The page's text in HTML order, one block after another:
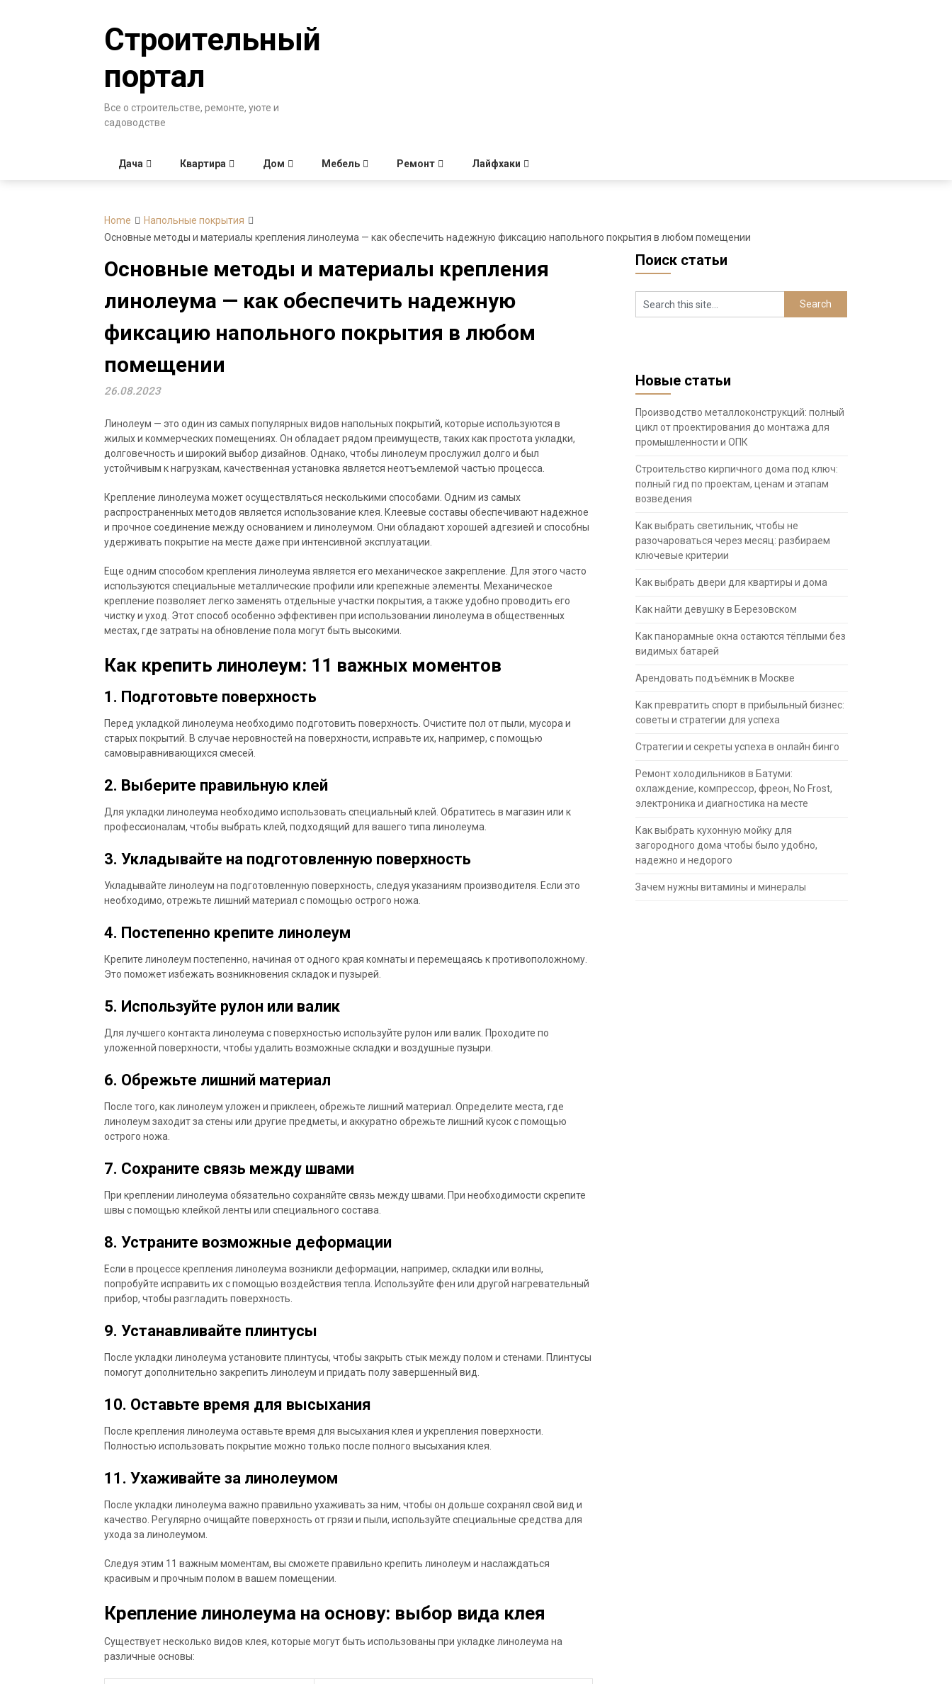
Строительный
портал
Все о строительстве, ремонте, уюте и
садоводстве
Дача Квартира Дом Мебель Ремонт Лайфхаки
Home
Напольные покрытия
Основные методы и материалы крепления линолеума — как обеспечить надежную фиксацию напольного покрытия в любом помещении
Основные методы и материалы крепления
линолеума — как обеспечить надежную
фиксацию напольного покрытия в любом
помещении
26.08.2023
Линолеум — это один из самых популярных видов напольных покрытий, которые используются в
жилых и коммерческих помещениях. Он обладает рядом преимуществ, таких как простота укладки,
долговечность и широкий выбор дизайнов. Однако, чтобы линолеум прослужил долго и был
устойчивым к нагрузкам, качественная установка является неотъемлемой частью процесса.
Крепление линолеума может осуществляться несколькими способами. Одним из самых
распространенных методов является использование клея. Клеевые составы обеспечивают надежное
и прочное соединение между основанием и линолеумом. Они обладают хорошей адгезией и способны
удерживать покрытие на месте даже при интенсивной эксплуатации.
Еще одним способом крепления линолеума является его механическое закрепление. Для этого часто
используются специальные металлические профили или крепежные элементы. Механическое
крепление позволяет легко заменять отдельные участки покрытия, а также удобно проводить его
чистку и уход. Этот способ особенно эффективен при использовании линолеума в общественных
местах, где затраты на обновление пола могут быть высокими.
Как крепить линолеум: 11 важных моментов
1. Подготовьте поверхность
Перед укладкой линолеума необходимо подготовить поверхность. Очистите пол от пыли, мусора и
старых покрытий. В случае неровностей на поверхности, исправьте их, например, с помощью
самовыравнивающихся смесей.
2. Выберите правильную клей
Для укладки линолеума необходимо использовать специальный клей. Обратитесь в магазин или к
профессионалам, чтобы выбрать клей, подходящий для вашего типа линолеума.
3. Укладывайте на подготовленную поверхность
Укладывайте линолеум на подготовленную поверхность, следуя указаниям производителя. Если это
необходимо, отрежьте лишний материал с помощью острого ножа.
4. Постепенно крепите линолеум
Крепите линолеум постепенно, начиная от одного края комнаты и перемещаясь к противоположному.
Это поможет избежать возникновения складок и пузырей.
5. Используйте рулон или валик
Для лучшего контакта линолеума с поверхностью используйте рулон или валик. Проходите по
уложенной поверхности, чтобы удалить возможные складки и воздушные пузыри.
6. Обрежьте лишний материал
После того, как линолеум уложен и приклеен, обрежьте лишний материал. Определите места, где
линолеум заходит за стены или другие предметы, и аккуратно обрежьте лишний кусок с помощью
острого ножа.
7. Сохраните связь между швами
При креплении линолеума обязательно сохраняйте связь между швами. При необходимости скрепите
швы с помощью клейкой ленты или специального состава.
8. Устраните возможные деформации
Если в процессе крепления линолеума возникли деформации, например, складки или волны,
попробуйте исправить их с помощью воздействия тепла. Используйте фен или другой нагревательный
прибор, чтобы разгладить поверхность.
9. Устанавливайте плинтусы
После укладки линолеума установите плинтусы, чтобы закрыть стык между полом и стенами. Плинтусы
помогут дополнительно закрепить линолеум и придать полу завершенный вид.
10. Оставьте время для высыхания
После крепления линолеума оставьте время для высыхания клея и укрепления поверхности.
Полностью использовать покрытие можно только после полного высыхания клея.
11. Ухаживайте за линолеумом
После укладки линолеума важно правильно ухаживать за ним, чтобы он дольше сохранял свой вид и
качество. Регулярно очищайте поверхность от грязи и пыли, используйте специальные средства для
ухода за линолеумом.
Следуя этим 11 важным моментам, вы сможете правильно крепить линолеум и наслаждаться
красивым и прочным полом в вашем помещении.
Крепление линолеума на основу: выбор вида клея
Существует несколько видов клея, которые могут быть использованы при укладке линолеума на
различные основы:
Поиск статьи
Новые статьи
Производство металлоконструкций: полный
цикл от проектирования до монтажа для
промышленности и ОПК
Строительство кирпичного дома под ключ:
полный гид по проектам, ценам и этапам
возведения
Как выбрать светильник, чтобы не
разочароваться через месяц: разбираем
ключевые критерии
Как выбрать двери для квартиры и дома
Как найти девушку в Березовском
Как панорамные окна остаются тёплыми без
видимых батарей
Арендовать подъёмник в Москве
Как превратить спорт в прибыльный бизнес:
советы и стратегии для успеха
Стратегии и секреты успеха в онлайн бинго
Ремонт холодильников в Батуми:
охлаждение, компрессор, фреон, No Frost,
электроника и диагностика на месте
Как выбрать кухонную мойку для
загородного дома чтобы было удобно,
надежно и недорого
Зачем нужны витамины и минералы